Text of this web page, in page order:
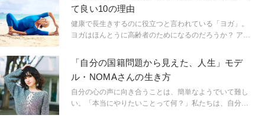
て良い10の理由
健康で長生きするのに役立つと言われている「ヨガ」。
ヨガはほんとうに高齢者のためになるのだろうか？ アル
効果をまとめた。
「自分の国籍問題から見えた、人生」モデ
ル・NOMAさんの生き方
自分の心の声に向き合うことは、簡単なようでいて難し
い。「本当にやりたいことって何？」私たちは、自分の